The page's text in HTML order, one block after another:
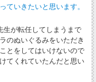
ていきたいと思います。
が転任してしまうまで
のぬいぐるみをいただき
とをしてはいけないので
てくれていたんだと思い